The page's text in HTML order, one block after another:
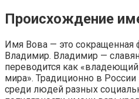
Происхождение
Имя Вова — это сокращенная
Владимир. Владимир —
переводится как
мира». Традиционно в
среди людей разных